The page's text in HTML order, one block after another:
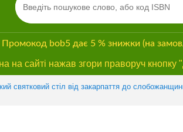
Промокод bob5 дає 5 % знижки (на
на сайті нажав згори праворуч
святковий стіл від закарпаття до